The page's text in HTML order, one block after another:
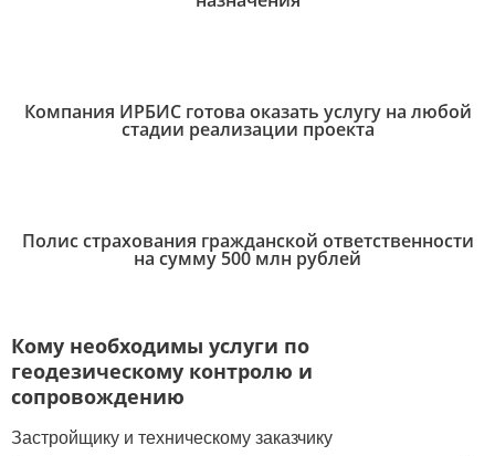
Компания ИРБИС готова оказать услугу на любой
стадии реализации проекта
Полис страхования гражданской ответственности
на сумму 500 млн рублей
Кому необходимы услуги по
геодезическому контролю и
сопровождению
Застройщику и техническому заказчику